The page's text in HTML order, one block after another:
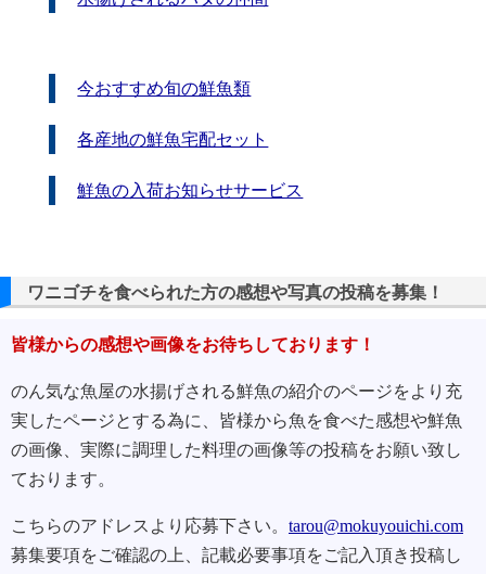
今おすすめ旬の鮮魚類
各産地の鮮魚宅配セット
鮮魚の入荷お知らせサービス
ワニゴチを食べられた方の感想や写真の投稿を募集！
皆様からの感想や画像をお待ちしております！
のん気な魚屋の水揚げされる鮮魚の紹介のページをより充
実したページとする為に、皆様から魚を食べた感想や鮮魚
の画像、実際に調理した料理の画像等の投稿をお願い致し
ております。
こちらのアドレスより応募下さい。 tarou@mokuyouichi.com
募集要項をご確認の上、記載必要事項をご記入頂き投稿し